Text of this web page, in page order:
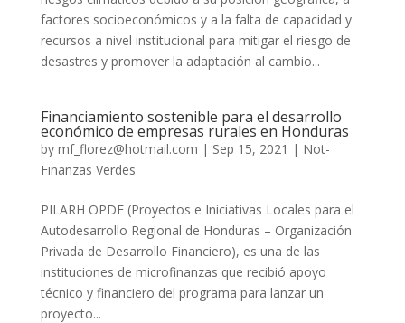
factores socioeconómicos y a la falta de capacidad y
recursos a nivel institucional para mitigar el riesgo de
desastres y promover la adaptación al cambio...
Financiamiento sostenible para el desarrollo
económico de empresas rurales en Honduras
by mf_florez@hotmail.com | Sep 15, 2021 | Not-
Finanzas Verdes
PILARH OPDF (Proyectos e Iniciativas Locales para el
Autodesarrollo Regional de Honduras – Organización
Privada de Desarrollo Financiero), es una de las
instituciones de microfinanzas que recibió apoyo
técnico y financiero del programa para lanzar un
proyecto...